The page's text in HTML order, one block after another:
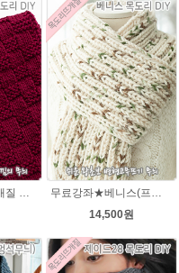
데미안 목도리뜨개질 패키지 (댄디울4볼+도안+줄바늘8호)
무료강좌★베니스(프린트메가) 목도리DIY패키지(줄바늘포함)
14,500원